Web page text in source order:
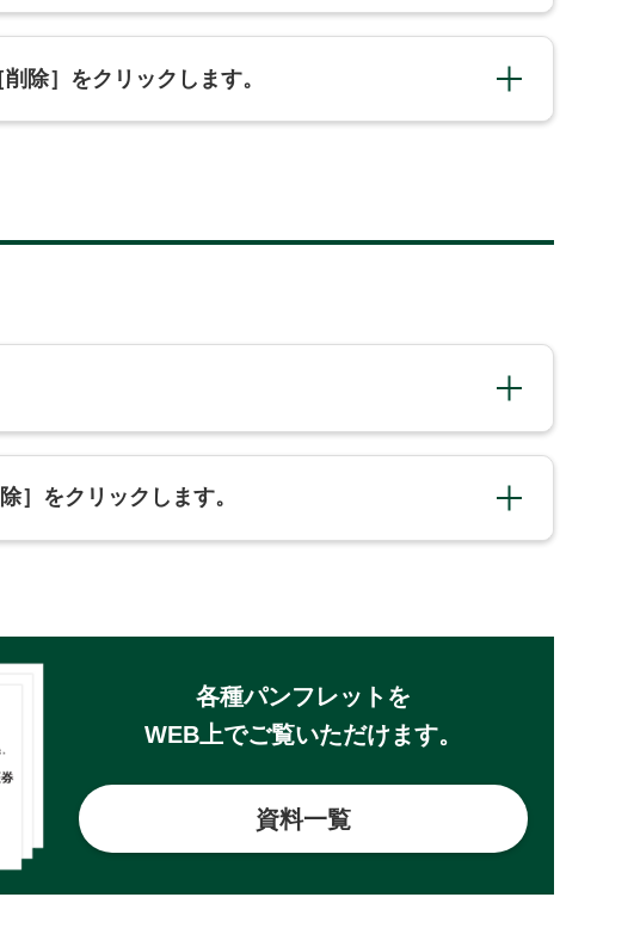
除］をクリックします。
をクリックします。
各種パンフレットを
WEB上でご覧いただけます。
資料一覧